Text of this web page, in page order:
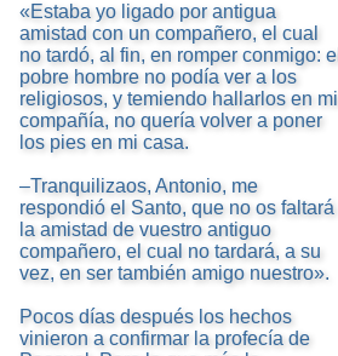
«Estaba yo ligado por antigua
amistad con un compañero, el cual
no tardó, al fin, en romper conmigo: el
pobre hombre no podía ver a los
religiosos, y temiendo hallarlos en mi
compañía, no quería volver a poner
los pies en mi casa.
–Tranquilizaos, Antonio, me
respondió el Santo, que no os faltará
la amistad de vuestro antiguo
compañero, el cual no tardará, a su
vez, en ser también amigo nuestro».
Pocos días después los hechos
vinieron a confirmar la profecía de